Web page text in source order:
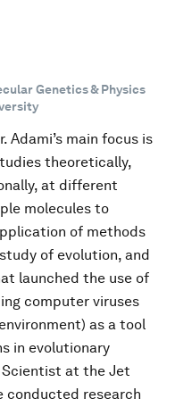
Genetics & Physics
Adami’s main focus is
theoretically,
at different
molecules to
of methods
of evolution, and
launched the use of
computer viruses
as a tool
in evolutionary
Scientist at the Jet
conducted research